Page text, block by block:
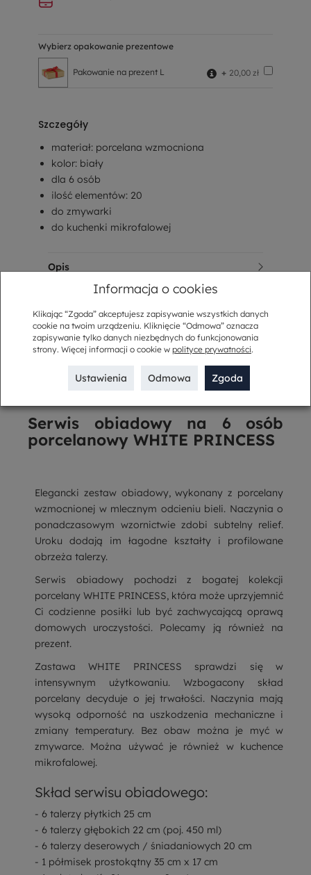
Wybierz opakowanie prezentowe
Pakowanie na prezent L + 20,00 zł
Szczegóły
materiał: porcelana wzmocniona
kolor: biały
dla 6 osób
ilość elementów: 20
do zmywarki
do kuchenki mikrofalowej
Opis
Sposób dostawy
Kup w komplecie
Serwis obiadowy na 6 osób
porcelanowy WHITE PRINCESS
Elegancki zestaw obiadowy, wykonany z porcelany
wzmocnionej w mlecznym odcieniu bieli. Naczynia o
ponadczasowym wzornictwie zdobi subtelny relief.
Uroku dodają im łagodne kształty i profilowane
obrzeża talerzy.
Serwis obiadowy pochodzi z bogatej kolekcji
porcelany WHITE PRINCESS, która może uprzyjemnić
Ci codzienne posiłki lub być zachwycającą oprawą
domowych uroczystości. Polecamy ją również na
prezent.
Zastawa WHITE PRINCESS sprawdzi się w
intensywnym użytkowaniu. Wzbogacony skład
porcelany decyduje o jej trwałości. Naczynia mają
wysoką odporność na uszkodzenia mechaniczne i
zmiany temperatury. Bez obaw można je myć w
zmywarce. Można używać je również w kuchence
mikrofalowej.
Skład serwisu obiadowego:
- 6 talerzy płytkich 25 cm
- 6 talerzy głębokich 22 cm (poj. 450 ml)
- 6 talerzy deserowych / śniadaniowych 20 cm
- 1 półmisek prostokątny 35 cm x 17 cm
Informacja o cookies
Klikając “Zgoda” akceptujesz zapisywanie wszystkich danych
cookie na twoim urządzeniu. Kliknięcie “Odmowa” oznacza
zapisywanie tylko danych niezbędnych do funkcjonowania
strony. Więcej informacji o cookie w polityce prywatności.
Ustawienia Odmowa Zgoda